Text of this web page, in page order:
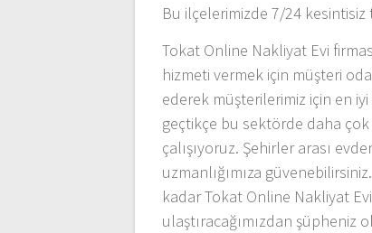
Bu ilçelerimizde 7/24
Tokat Online Nakliyat Evi
hizmeti vermek için müşteri
ederek müşterilerimiz için en
geçtikçe bu sektörde daha
çalışıyoruz. Şehirler arası
uzmanlığımıza
kadar Tokat Online Nakliyat
ulaştıracağımızdan şüpheniz